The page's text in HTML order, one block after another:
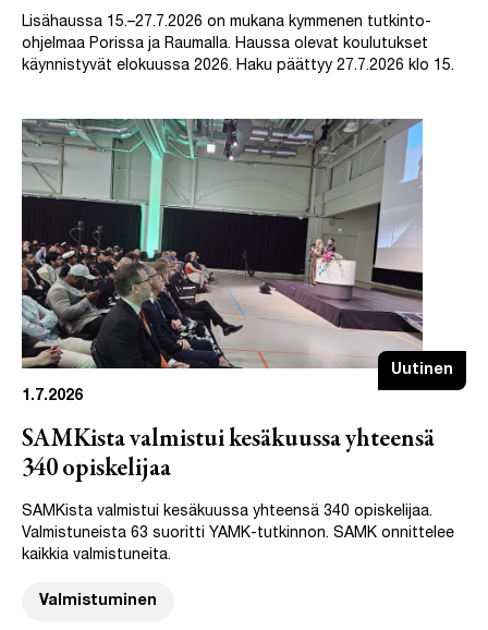
Lisähaussa 15.–27.7.2026 on mukana kymmenen tutkinto-
ohjelmaa Porissa ja Raumalla. Haussa olevat koulutukset
käynnistyvät elokuussa 2026. Haku päättyy 27.7.2026 klo 15.
Uutinen
1.7.2026
SAMKista valmistui kesäkuussa yhteensä
340 opiskelijaa
SAMKista valmistui kesäkuussa yhteensä 340 opiskelijaa.
Valmistuneista 63 suoritti YAMK-tutkinnon. SAMK onnittelee
kaikkia valmistuneita.
Valmistuminen